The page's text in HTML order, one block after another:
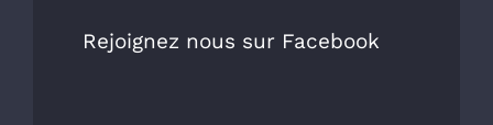
Rejoignez nous sur Facebook